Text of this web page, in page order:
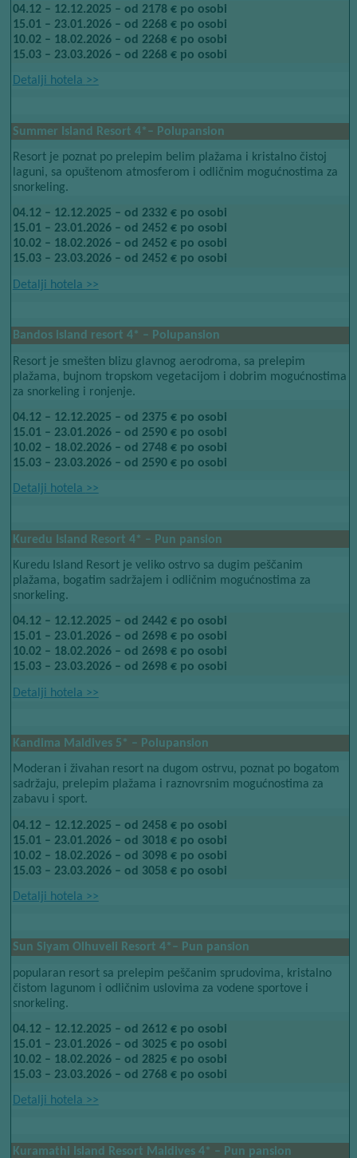
04.12 – 12.12.2025 – od 2178 € po osobi
15.01 – 23.01.2026 – od 2268 € po osobi
10.02 – 18.02.2026 – od 2268 € po osobi
15.03 – 23.03.2026 – od 2268 € po osobi
Detalji hotela​​ >>
Summer Island Resort 4*– Polupansion
Resort je poznat po prelepim belim plažama i kristalno čistoj
laguni, sa opuštenom atmosferom i odličnim mogućnostima za
snorkeling.
04.12 – 12.12.2025 – od 2332 € po osobi
15.01 – 23.01.2026 – od 2452 € po osobi
10.02 – 18.02.2026 – od 2452 € po osobi
15.03 – 23.03.2026 – od 2452 € po osobi
Detalji hotela​​ >>
Bandos island resort 4* – Polupansion
Resort je smešten blizu glavnog aerodroma, sa prelepim
plažama, bujnom tropskom vegetacijom i dobrim mogućnostima
za snorkeling i ronjenje.
04.12 – 12.12.2025 – od 2375 € po osobi
15.01 – 23.01.2026 – od 2590 € po osobi
10.02 – 18.02.2026 – od 2748 € po osobi
15.03 – 23.03.2026 – od 2590 € po osobi
Detalji hotela​​ >>
Kuredu Island Resort 4* – Pun pansion
Kuredu Island Resort je veliko ostrvo sa dugim peščanim
plažama, bogatim sadržajem i odličnim mogućnostima za
snorkeling.
04.12 – 12.12.2025 – od 2442 € po osobi
15.01 – 23.01.2026 – od 2698 € po osobi
10.02 – 18.02.2026 – od 2698 € po osobi
15.03 – 23.03.2026 – od 2698 € po osobi
Detalji hotela​​ >>
Kandima Maldives​​ 5* ​​ – Polupansion
Moderan i živahan resort na dugom ostrvu, poznat po bogatom
sadržaju, prelepim plažama i raznovrsnim mogućnostima za
zabavu i sport.
04.12 – 12.12.2025 – od 2458 € po osobi
15.01 – 23.01.2026 – od 3018 € po osobi
10.02 – 18.02.2026 – od 3098 € po osobi
15.03 – 23.03.2026 – od 3058 € po osobi
Detalji hotela​​ >>
Sun Siyam Olhuveli Resort​​ 4*– Pun pansion
popularan resort sa prelepim peščanim sprudovima, kristalno
čistom lagunom i odličnim uslovima za vodene sportove i
snorkeling.
04.12 – 12.12.2025 – od 2612 € po osobi
15.01 – 23.01.2026 – od 3025 € po osobi
10.02 – 18.02.2026 – od 2825 € po osobi
15.03 – 23.03.2026 – od 2768 € po osobi
Detalji hotela​​ >>
Kuramathi Island Resort Maldives​​ 4*​​ – Pun pansion